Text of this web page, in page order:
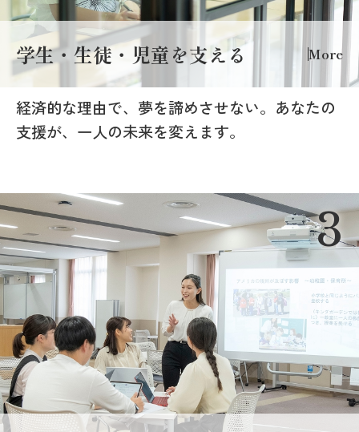
学生・生徒・児童を支える More
経済的な理由で、夢を諦めさせない。あなたの
支援が、一人の未来を変えます。
3